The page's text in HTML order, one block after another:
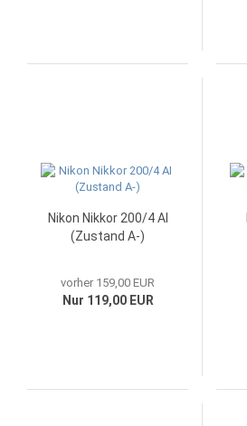
Nikon Nikkor 200/4 AI
(Zustand A-)
vorher 159,00 EUR
Nur 119,00 EUR